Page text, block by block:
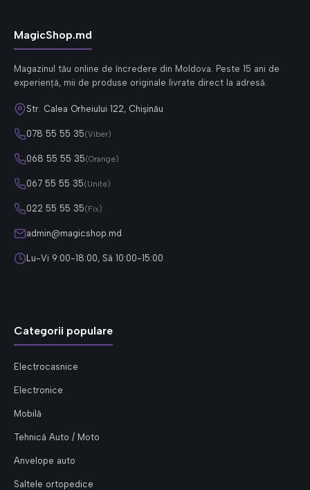
MagicShop.md
Magazinul tău online de încredere din Moldova. Peste 15 ani de
experiență, mii de produse originale livrate direct la adresă.
Str. Calea Orheiului 122, Chișinău
078 55 55 35(Viber)
068 55 55 35(Orange)
067 55 55 35(Unite)
022 55 55 35(Fix)
admin@magicshop.md
Lu-Vi 9:00-18:00, Sâ 10:00-15:00
Categorii populare
Electrocasnice
Electronice
Mobilă
Tehnică Auto / Moto
Anvelope auto
Saltele ortopedice